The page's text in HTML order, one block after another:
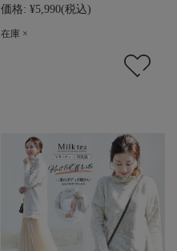
価格: ¥5,990(税込)
在庫 ×